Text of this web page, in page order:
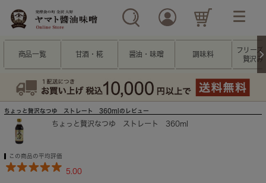
商品一覧 甘酒・糀 醤油・味噌 調味料
フリーズ
贅沢み
ちょっと贅沢なつゆ ストレート 360mlのレビュー
ちょっと贅沢なつゆ ストレート 360ml
この商品の平均評価
5.00